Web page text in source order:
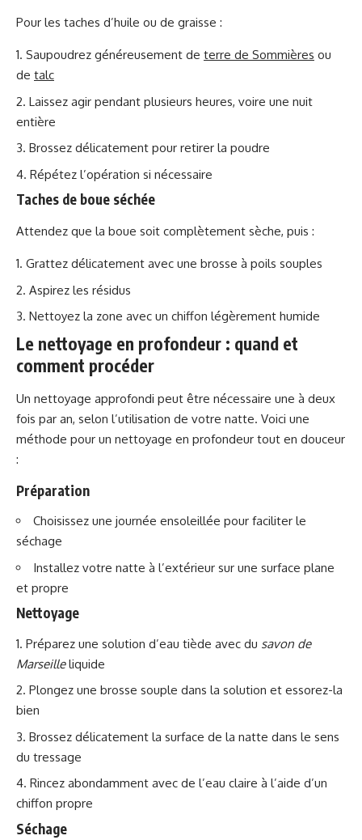
Pour les taches d’huile ou de graisse :
Saupoudrez généreusement de terre de Sommières ou
de talc
Laissez agir pendant plusieurs heures, voire une nuit
entière
Brossez délicatement pour retirer la poudre
Répétez l’opération si nécessaire
Taches de boue séchée
Attendez que la boue soit complètement sèche, puis :
Grattez délicatement avec une brosse à poils souples
Aspirez les résidus
Nettoyez la zone avec un chiffon légèrement humide
Le nettoyage en profondeur : quand et
comment procéder
Un nettoyage approfondi peut être nécessaire une à deux
fois par an, selon l’utilisation de votre natte. Voici une
méthode pour un nettoyage en profondeur tout en douceur
:
Préparation
Choisissez une journée ensoleillée pour faciliter le
séchage
Installez votre natte à l’extérieur sur une surface plane
et propre
Nettoyage
Préparez une solution d’eau tiède avec du savon de
Marseilleliquide
Plongez une brosse souple dans la solution et essorez-la
bien
Brossez délicatement la surface de la natte dans le sens
du tressage
Rincez abondamment avec de l’eau claire à l’aide d’un
chiffon propre
Séchage